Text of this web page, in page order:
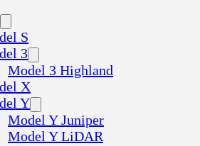
S
3
Model 3 Highland
X
Y
Model Y Juniper
Model Y LiDAR